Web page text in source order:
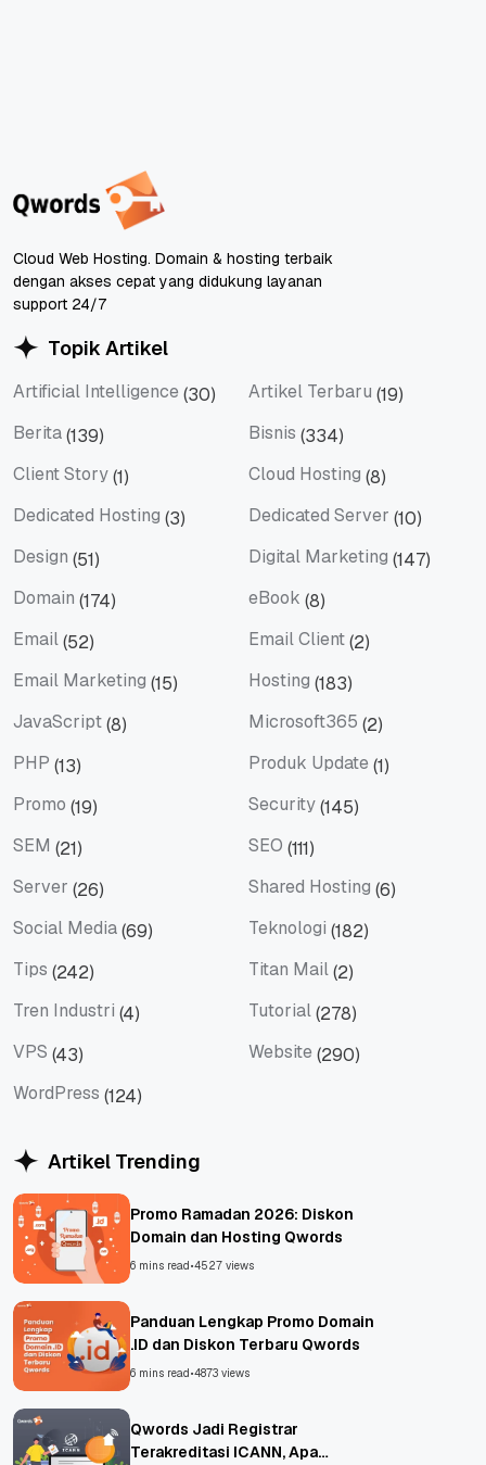
Cloud Web Hosting. Domain & hosting terbaik
dengan akses cepat yang didukung layanan
support 24/7
Topik Artikel
Artificial Intelligence (30) Artikel Terbaru (19)
Berita(139) Bisnis (334)
Client Story(1) Cloud Hosting (8)
Dedicated Hosting (3) Dedicated Server (10)
Design (51) Digital Marketing (147)
Domain (174) eBook (8)
Email(52) Email Client(2)
Email Marketing (15) Hosting (183)
JavaScript(8) Microsoft365 (2)
PHP (13) Produk Update (1)
Promo (19) Security(145)
SEM (21) SEO (111)
Server (26) Shared Hosting (6)
Social Media(69) Teknologi (182)
Tips (242) Titan Mail(2)
Tren Industri (4) Tutorial(278)
VPS (43) Website (290)
WordPress (124)
Artikel Trending
Promo Ramadan 2026: Diskon
Domain dan Hosting Qwords
6 mins read•4527 views
Panduan Lengkap Promo Domain
.ID dan Diskon Terbaru Qwords
6 mins read•4873 views
Qwords Jadi Registrar
Terakreditasi ICANN, Apa